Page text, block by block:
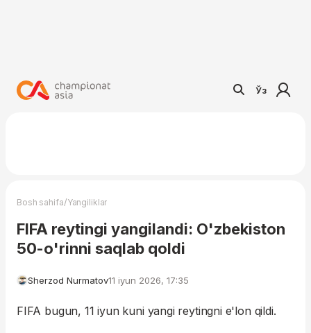
Ўз
Bosh sahifa/Yangiliklar
FIFA reytingi yangilandi: O'zbekiston
50-o'rinni saqlab qoldi
Sherzod Nurmatov11 iyun 2026, 17:35
FIFA bugun, 11 iyun kuni yangi reytingni e'lon qildi.